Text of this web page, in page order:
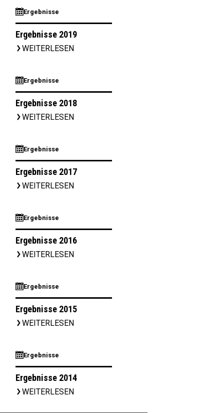
⊞Ergebnisse
Ergebnisse 2019
▹ WEITERLESEN
⊞Ergebnisse
Ergebnisse 2018
▹ WEITERLESEN
⊞Ergebnisse
Ergebnisse 2017
▹ WEITERLESEN
⊞Ergebnisse
Ergebnisse 2016
▹ WEITERLESEN
⊞Ergebnisse
Ergebnisse 2015
▹ WEITERLESEN
⊞Ergebnisse
Ergebnisse 2014
▹ WEITERLESEN